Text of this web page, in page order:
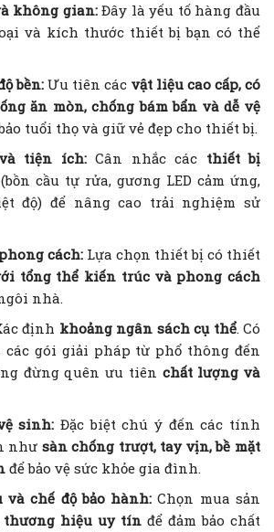
không gian:Đây là yếu tố hàng đầu
và kích thước thiết bị bạn có thể
bền:Ưu tiên các vật liệu cao cấp, có
ăn mòn, chống bám bẩn và dễ vệ
tuổi thọ và giữ vẻ đẹp cho thiết bị.
tiện ích:Cân nhắc các thiết bị
(bồn cầu tự rửa, gương LED cảm ứng,
độ) để nâng cao trải nghiệm sử
cách:Lựa chọn thiết bị có thiết
tổng thể kiến trúc và phong cách
nhà.
định khoảng ngân sách cụ thể. Có
các gói giải pháp từ phổ thông đến
đừng quên ưu tiên chất lượng và
sinh: Đặc biệt chú ý đến các tính
như sàn chống trượt, tay vịn, bề mặt
để bảo vệ sức khỏe gia đình.
chế độ bảo hành: Chọn mua sản
thương hiệu uy tínđể đảm bảo chất